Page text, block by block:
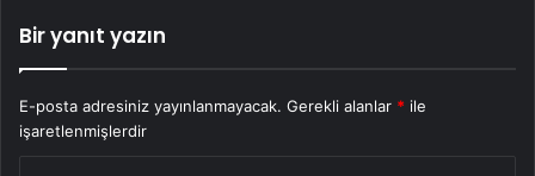
Bir yanıt yazın
E-posta adresiniz yayınlanmayacak. Gerekli alanlar * ile
işaretlenmişlerdir